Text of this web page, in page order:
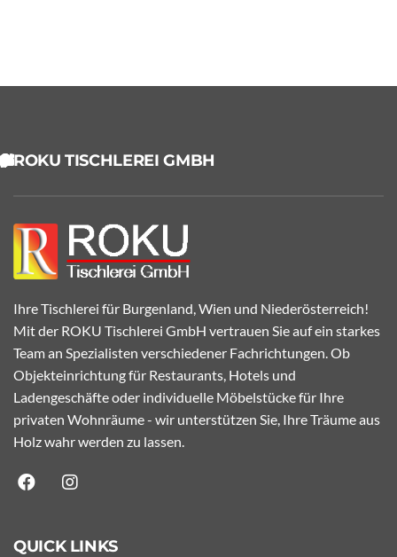
ROKU TISCHLEREI GMBH
Ihre Tischlerei für Burgenland, Wien und Niederösterreich!
Mit der ROKU Tischlerei GmbH vertrauen Sie auf ein starkes
Team an Spezialisten verschiedener Fachrichtungen. Ob
Objekteinrichtung für Restaurants, Hotels und
Ladengeschäfte oder individuelle Möbelstücke für Ihre
privaten Wohnräume - wir unterstützen Sie, Ihre Träume aus
Holz wahr werden zu lassen.
QUICK LINKS